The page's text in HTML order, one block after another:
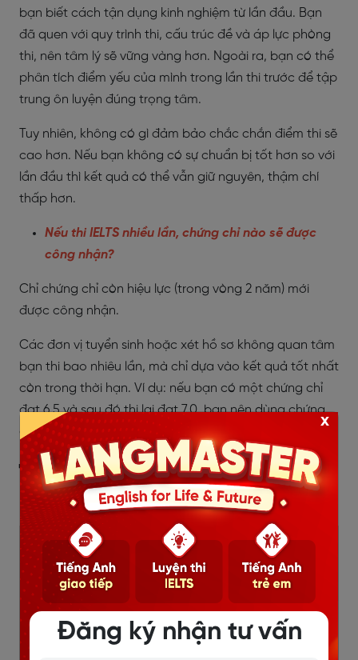
bạn biết cách tận dụng kinh nghiệm từ lần đầu. Bạn
đã quen với quy trình thi, cấu trúc đề và áp lực phòng
thi, nên tâm lý sẽ vững vàng hơn. Ngoài ra, bạn có thể
phân tích điểm yếu của mình trong lần thi trước để tập
trung ôn luyện đúng trọng tâm.
Tuy nhiên, không có gì đảm bảo chắc chắn điểm thi sẽ
cao hơn. Nếu bạn không có sự chuẩn bị tốt hơn so với
lần đầu thì kết quả có thể vẫn giữ nguyên, thậm chí
thấp hơn.
Nếu thi IELTS nhiều lần, chứng chỉ nào sẽ được
công nhận?
Chỉ chứng chỉ còn hiệu lực (trong vòng 2 năm) mới
được công nhận.
Các đơn vị tuyển sinh hoặc xét hồ sơ không quan tâm
bạn thi bao nhiêu lần, mà chỉ dựa vào kết quả tốt nhất
còn trong thời hạn. Ví dụ: nếu bạn có một chứng chỉ
đạt 6.5 và sau đó thi lại đạt 7.0, bạn nên dùng chứng
chỉ 7.0 để nộp hồ sơ.
7. Khóa luyện thi IELTS online tại
Langmaster
Đăng ký nhận tư vấn
x